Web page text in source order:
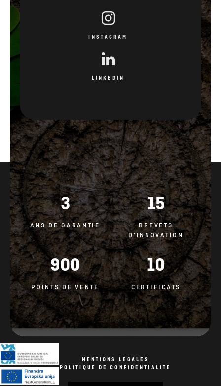
INSTAGRAM
LINKEDIN
3
ANS DE GARANTIE
15
BREVETS
D’INNOVATION
900
POINTS DE VENTE
10
CERTIFICATS
MENTIONS LÉGALES
POLITIQUE DE CONFIDENTIALITÉ